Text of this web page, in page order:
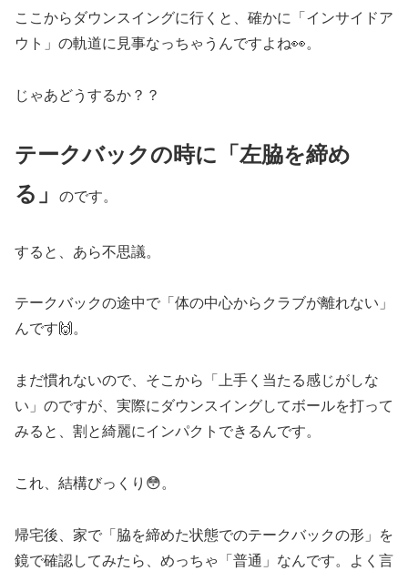
ここからダウンスイングに行くと、確かに「インサイドア
ウト」の軌道に見事なっちゃうんですよね👀。
じゃあどうするか？？
テークバックの時に「左脇を締め
る」
のです。
すると、あら不思議。
テークバックの途中で「体の中心からクラブが離れない」
んです🙌。
まだ慣れないので、そこから「上手く当たる感じがしな
い」のですが、実際にダウンスイングしてボールを打って
みると、割と綺麗にインパクトできるんです。
これ、結構びっくり😳。
帰宅後、家で「脇を締めた状態でのテークバックの形」を
鏡で確認してみたら、めっちゃ「普通」なんです。よく言